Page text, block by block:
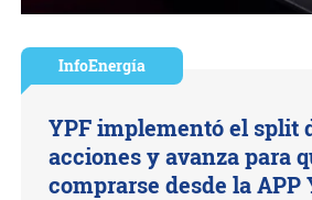
InfoEnergía
YPF implementó el split
acciones y avanza para
comprarse desde la APP